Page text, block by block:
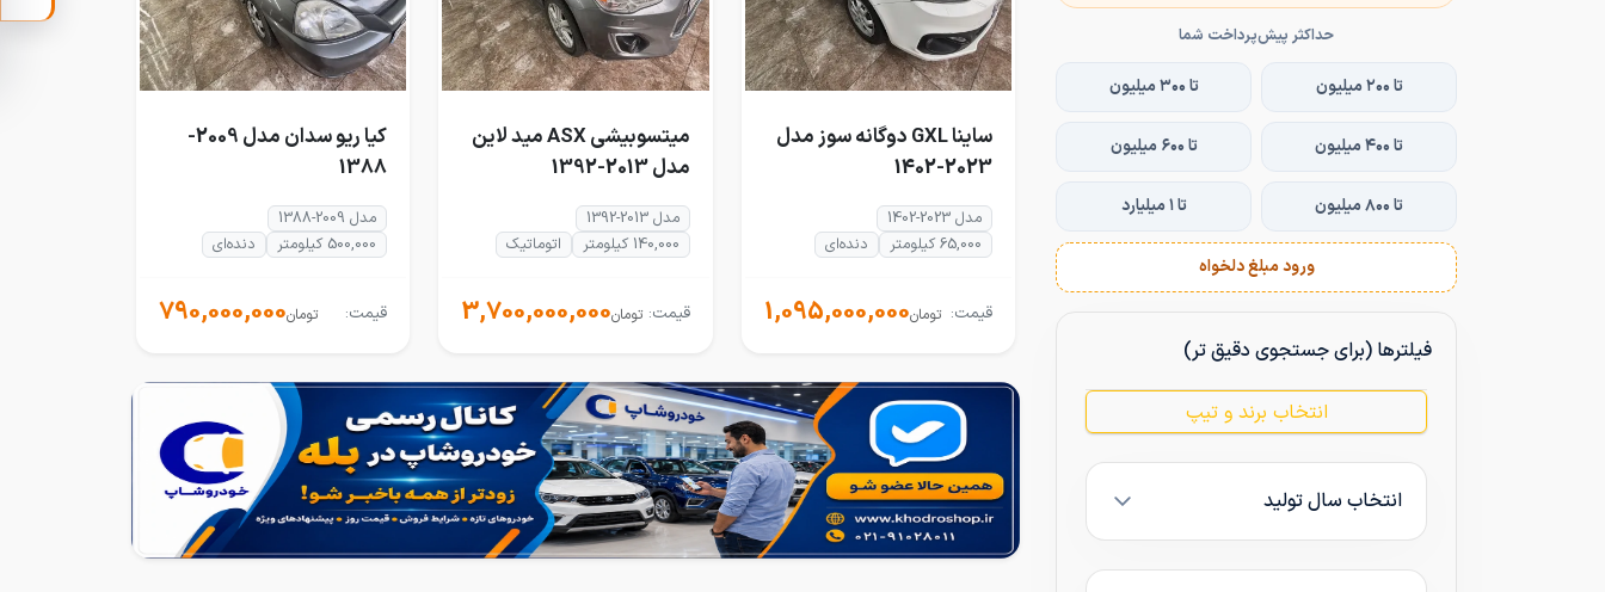
حداکثر پیش‌پرداخت شما
تا ۲۰۰ میلیون تا ۳۰۰ میلیون
تا ۴۰۰ میلیون تا ۶۰۰ میلیون
تا ۸۰۰ میلیون تا ۱ میلیارد
ورود مبلغ دلخواه
فیلترها (برای جستجوی دقیق تر)
انتخاب برند و تیپ
انتخاب سال تولید
ساینا GXL دوگانه سوز مدل
2023-1402
مدل 2023-1402
65,000 کیلومتر
دنده‌ای
قیمت: 1,095,000,000تومان
میتسوبیشی ASX مید لاین
مدل 2013-1392
مدل 2013-1392
140,000 کیلومتر
اتوماتیک
قیمت: 3,700,000,000تومان
کیا ریو سدان مدل 2009-
1388
مدل 2009-1388
500,000 کیلومتر
دنده‌ای
قیمت: 790,000,000تومان